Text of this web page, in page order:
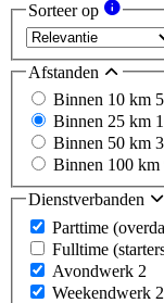
Sorteer op
Afstanden
Binnen 10 km 5
Binnen 25 km
Binnen 50 km
Binnen 100 km
Dienstverbanden
Parttime
Fulltime
Avondwerk 2
Weekendwerk 2